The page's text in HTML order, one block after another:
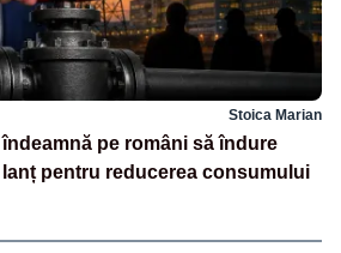
Stoica Marian
pe români să îndure
pentru reducerea consumului